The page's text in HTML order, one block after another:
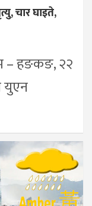
चार घाइते,
हङकङ, २२
युएन